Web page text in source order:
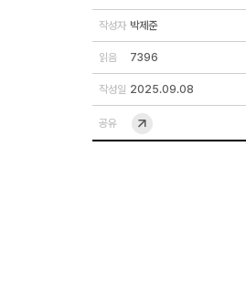
작성자 박제준
읽음 7396
작성일 2025.09.08
공유